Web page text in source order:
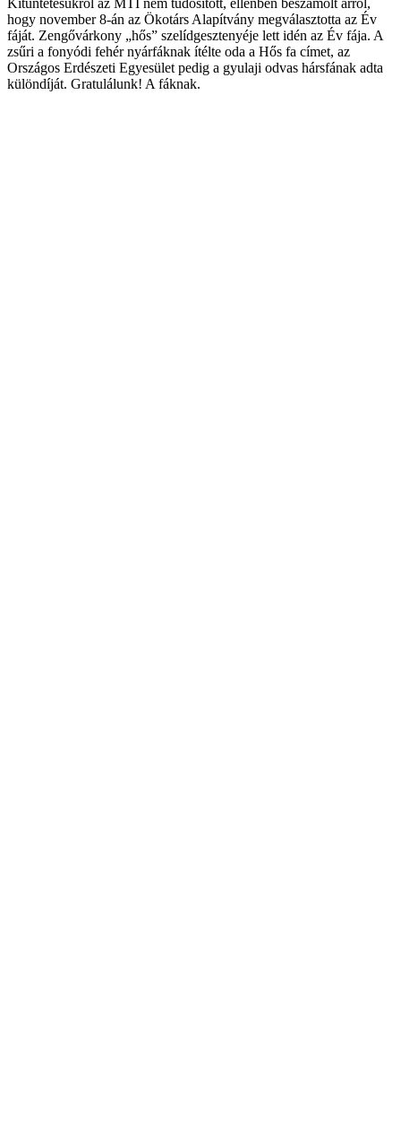
hogy november 8-án az Ökotárs Alapítvány megválasztotta az Év
fáját. Zengővárkony „hős” szelídgesztenyéje lett idén az Év fája. A
zsűri a fonyódi fehér nyárfáknak ítélte oda a Hős fa címet, az
Országos Erdészeti Egyesület pedig a gyulaji odvas hársfának adta
különdíját. Gratulálunk! A fáknak.